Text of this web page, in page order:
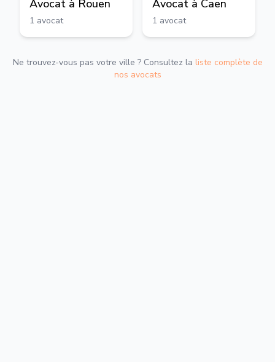
Avocat à Rouen
1 avocat
Avocat à Caen
1 avocat
Ne trouvez-vous pas votre ville ? Consultez la liste complète de
nos avocats